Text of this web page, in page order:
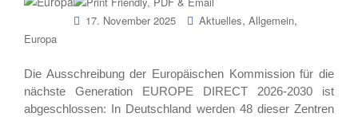
17. November 2025 Aktuelles, Allgemein,
Europa
Die Ausschreibung der Europäischen Kommission für die
nächste Generation EUROPE DIRECT 2026-2030 ist
abgeschlossen: In Deutschland werden 48 dieser Zentren